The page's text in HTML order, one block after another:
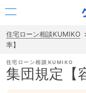
住宅ローン相談KUMIKO
率】
住宅ローン相談
集団規定【